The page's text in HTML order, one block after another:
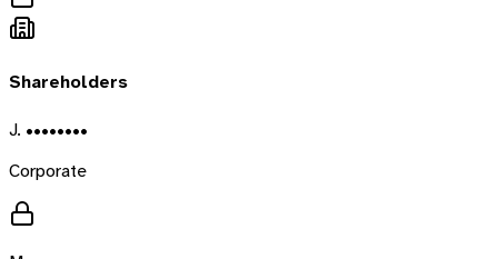
Shareholders
J. ••••••••
Corporate